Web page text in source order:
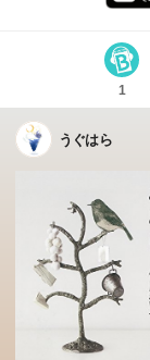
1
うぐはら